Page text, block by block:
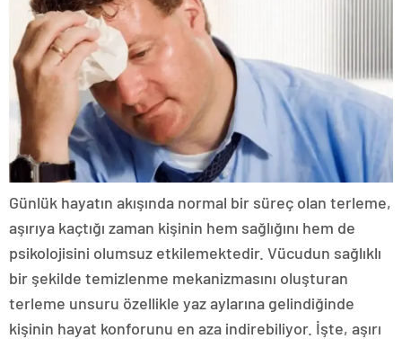
Günlük hayatın akışında normal bir süreç olan terleme,
aşırıya kaçtığı zaman kişinin hem sağlığını hem de
psikolojisini olumsuz etkilemektedir. Vücudun sağlıklı
bir şekilde temizlenme mekanizmasını oluşturan
terleme unsuru özellikle yaz aylarına gelindiğinde
kişinin hayat konforunu en aza indirebiliyor. İşte, aşırı